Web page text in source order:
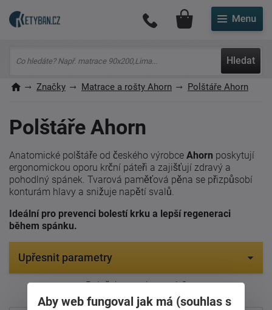
Hledat
Můj účet
Značky Matrace a rošty Ahorn Polštáře Ahorn
Polštáře Ahorn
Anatomické polštáře od českého výrobce Ahorn poskytují
ergonomickou oporu krční páteři a zajišťují zdravý a
pohodlný spánek. Tvarová paměťová pěna se přizpůsobí
konturám hlavy a snižuje napětí svalů.
Ideální pro prevenci bolestí krku a lepší regeneraci
během spánku.
Upřesnit parametry
Položek na zobrazení:8
Aby web fungoval jak má (souhlas s